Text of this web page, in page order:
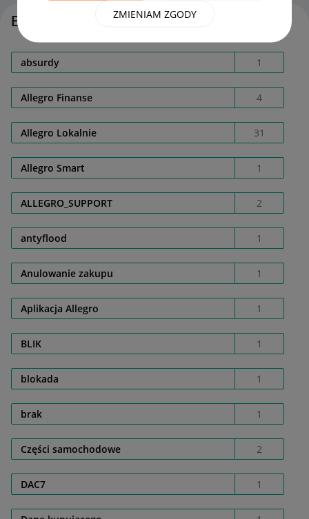
ZMIENIAM ZGODY
Etykiety
absurdy 1
Allegro Finanse 4
Allegro Lokalnie 31
Allegro Smart 1
ALLEGRO_SUPPORT 2
antyflood 1
Anulowanie zakupu 1
Aplikacja Allegro 1
BLIK 1
blokada 1
brak 1
Części samochodowe 2
DAC7 1